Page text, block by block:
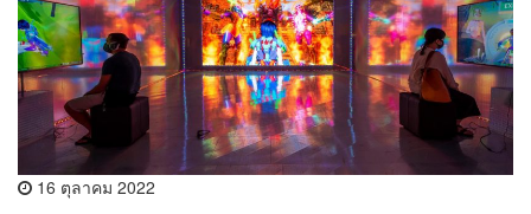
16 ตุลาคม 2022